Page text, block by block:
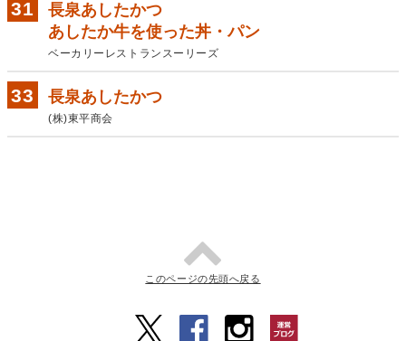
長泉あしたかつ
あしたか牛を使った丼・パン
ベーカリーレストランスーリーズ
長泉あしたかつ
(株)東平商会
このページの先頭へ戻る